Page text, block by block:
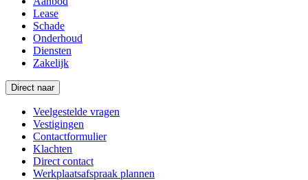
Lease
Schade
Onderhoud
Diensten
Zakelijk
Direct naar
Veelgestelde vragen
Vestigingen
Contactformulier
Klachten
Direct contact
Werkplaatsafspraak plannen